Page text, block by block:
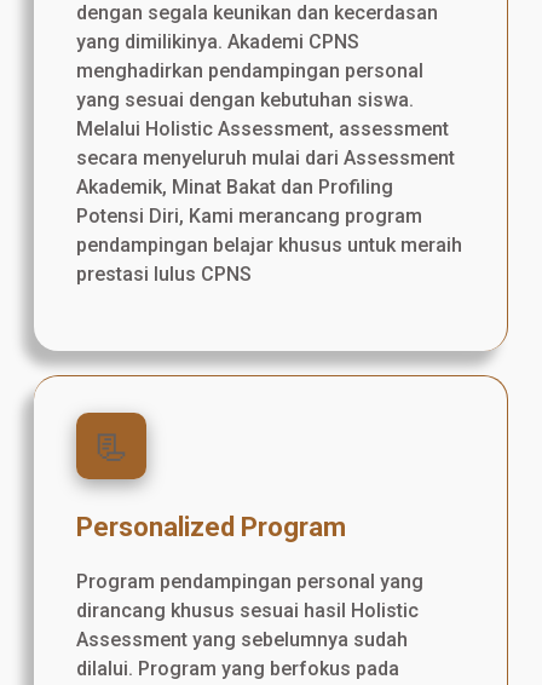
dengan segala keunikan dan kecerdasan
yang dimilikinya. Akademi CPNS
menghadirkan pendampingan personal
yang sesuai dengan kebutuhan siswa.
Melalui Holistic Assessment, assessment
secara menyeluruh mulai dari Assessment
Akademik, Minat Bakat dan Profiling
Potensi Diri, Kami merancang program
pendampingan belajar khusus untuk meraih
prestasi lulus CPNS
📃
Personalized Program
Program pendampingan personal yang
dirancang khusus sesuai hasil Holistic
Assessment yang sebelumnya sudah
dilalui. Program yang berfokus pada